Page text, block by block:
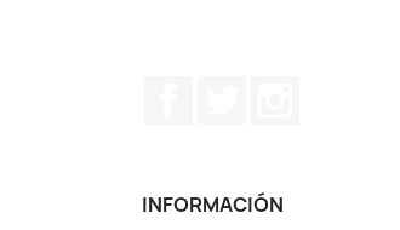
INFORMACIÓN